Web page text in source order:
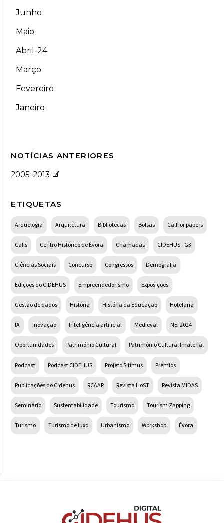
Junho
Maio
Abril-24
Março
Fevereiro
Janeiro
NOTÍCIAS ANTERIORES
2005-2013
ETIQUETAS
Arquelogia Arquitetura Bibliotecas Bolsas Call for papers
Calls Centro Histórico de Évora Chamadas CIDEHUS - G3
Ciências Sociais Concurso Congressos Demografia
Edições do CIDEHUS Empreendedorismo Exposições
Gestão de dados História História da Educação Hotelaria
IA Inovação Inteligência artificial Medieval NEI 2024
Oportunidades Património Cultural Património Cultural Imaterial
Podcast Podcast CIDEHUS Projeto Sitimus Prémios
Publicações do Cidehus RCAAP Revista HoST Revista MIDAS
Seminário Sustentabilidade Tourismo Tourism Zapping
Turismo Turismo de luxo Urbanismo Workshop Évora